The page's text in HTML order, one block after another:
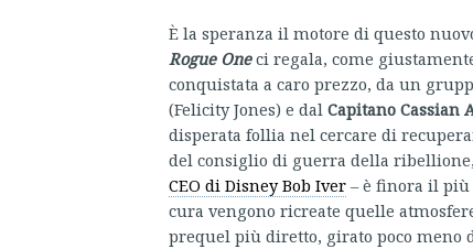
È la speranza il motore di questo
Rogue Oneci regala, come
conquistata a caro prezzo, da un
(Felicity Jones) e dal Capitano Cassian
disperata follia nel cercare di
del consiglio di guerra della
CEO di Disney Bob Iver– è finora il più
cura vengono ricreate quelle
prequel più diretto, girato poco meno